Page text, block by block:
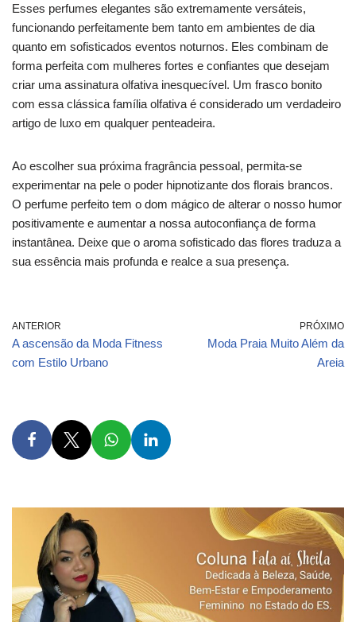
Esses perfumes elegantes são extremamente versáteis,
funcionando perfeitamente bem tanto em ambientes de dia
quanto em sofisticados eventos noturnos. Eles combinam de
forma perfeita com mulheres fortes e confiantes que desejam
criar uma assinatura olfativa inesquecível. Um frasco bonito
com essa clássica família olfativa é considerado um verdadeiro
artigo de luxo em qualquer penteadeira.
Ao escolher sua próxima fragrância pessoal, permita-se
experimentar na pele o poder hipnotizante dos florais brancos.
O perfume perfeito tem o dom mágico de alterar o nosso humor
positivamente e aumentar a nossa autoconfiança de forma
instantânea. Deixe que o aroma sofisticado das flores traduza a
sua essência mais profunda e realce a sua presença.
ANTERIOR
A ascensão da Moda Fitness
com Estilo Urbano
PRÓXIMO
Moda Praia Muito Além da
Areia